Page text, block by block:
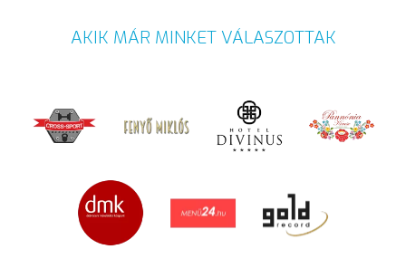
AKIK MÁR MINKET VÁLASZOTTAK